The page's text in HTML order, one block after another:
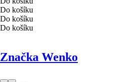
Do košíku
Do košíku
Do košíku
Značka Wenko